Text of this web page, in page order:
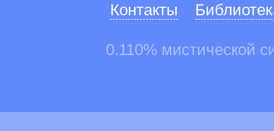
Контакты
0.110% мистической